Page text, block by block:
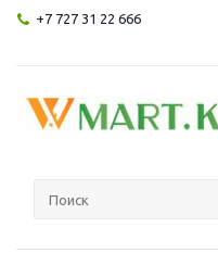
+7 727 31 22 666